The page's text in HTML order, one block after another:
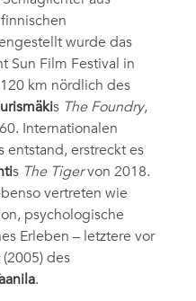
wurde das
Sun Film Festival in
km nördlich des
s The Foundry,
Internationalen
entstand, erstreckt es
s The Tigervon 2018.
vertreten wie
psychologische
Erleben – letztere vor
(2005) des
.